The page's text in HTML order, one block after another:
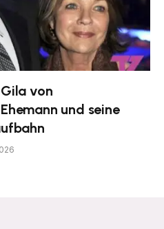
von
und seine